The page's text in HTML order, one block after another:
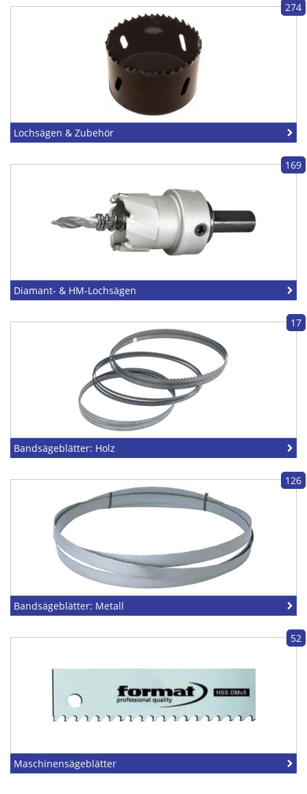
274
Lochsägen & Zubehör
169
Diamant- & HM-Lochsägen
17
Bandsägeblätter: Holz
126
Bandsägeblätter: Metall
52
Maschinensägeblätter